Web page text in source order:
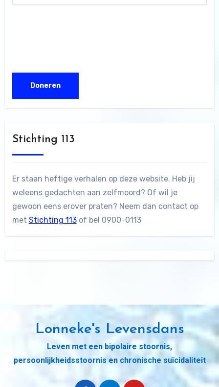
Stichting 113
Er staan heftige verhalen op deze website. Heb jij
weleens gedachten aan zelfmoord? Of wil je
gewoon eens erover praten? Neem dan contact op
met Stichting 113of bel 0900-0113
Lonneke's Levensdans
Leven met een bipolaire stoornis,
persoonlijkheidsstoornis en chronische suïcidaliteit